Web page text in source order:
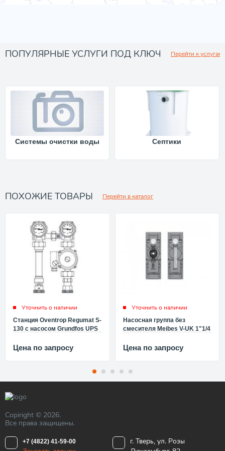
ПОПУЛЯРНЫЕ УСЛУГИ ПОД КЛЮЧ Перейти к услугам
Системы очистки воды Септики
ПОХОЖИЕ ТОВАРЫ Перейти в каталог
Уточнить о наличии
Станция Oventrop Regumat S-
130 с насосом Grundfos UPS
Цена по запросу
Уточнить о наличии
Насосная группа без
смесителя Meibes V-UK 1"1/4
32-60) ME 66814.10
Цена по запросу
Copiright © 2026.
Все права защищены.
+7 (4822) 41-59-00
г. Тверь, ул. Розы